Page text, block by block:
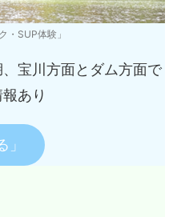
・SUP体験」
、宝川方面とダム方面で
あり
」